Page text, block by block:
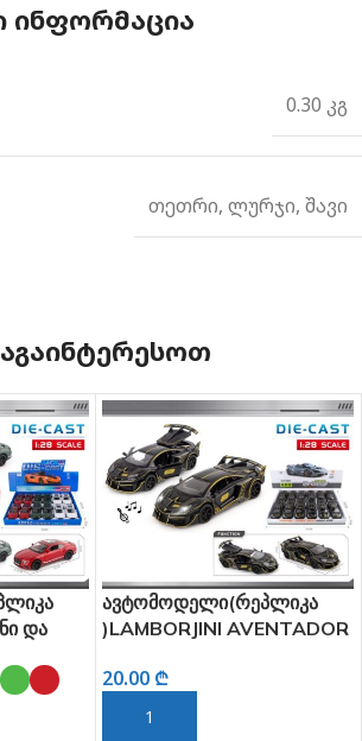
ᲘᲜᲤᲝᲠᲛᲐᲪᲘᲐ
0.30 კგ
თეთრი, ლურჯი, შავი
და
ავტომოდელი(რეპლიკა
)LAMBORJINI AVENTADOR
განათებით 1:28
20.00 ₾
ᲙᲐᲚᲐᲗᲐᲨᲘ ᲓᲐᲛᲐᲢᲔᲑᲐ